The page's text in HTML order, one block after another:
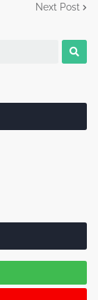
Next Post